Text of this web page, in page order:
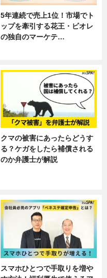
5年連続で売上1位！市場でト
ップを牽引する花王・ビオレ
の独自のマーケテ…
クマの被害にあったらどうす
る？ケガをしたら補償される
のか弁護士が解説
スマホひとつで手取りを増や